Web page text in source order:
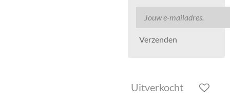
Verzenden
Uitverkocht